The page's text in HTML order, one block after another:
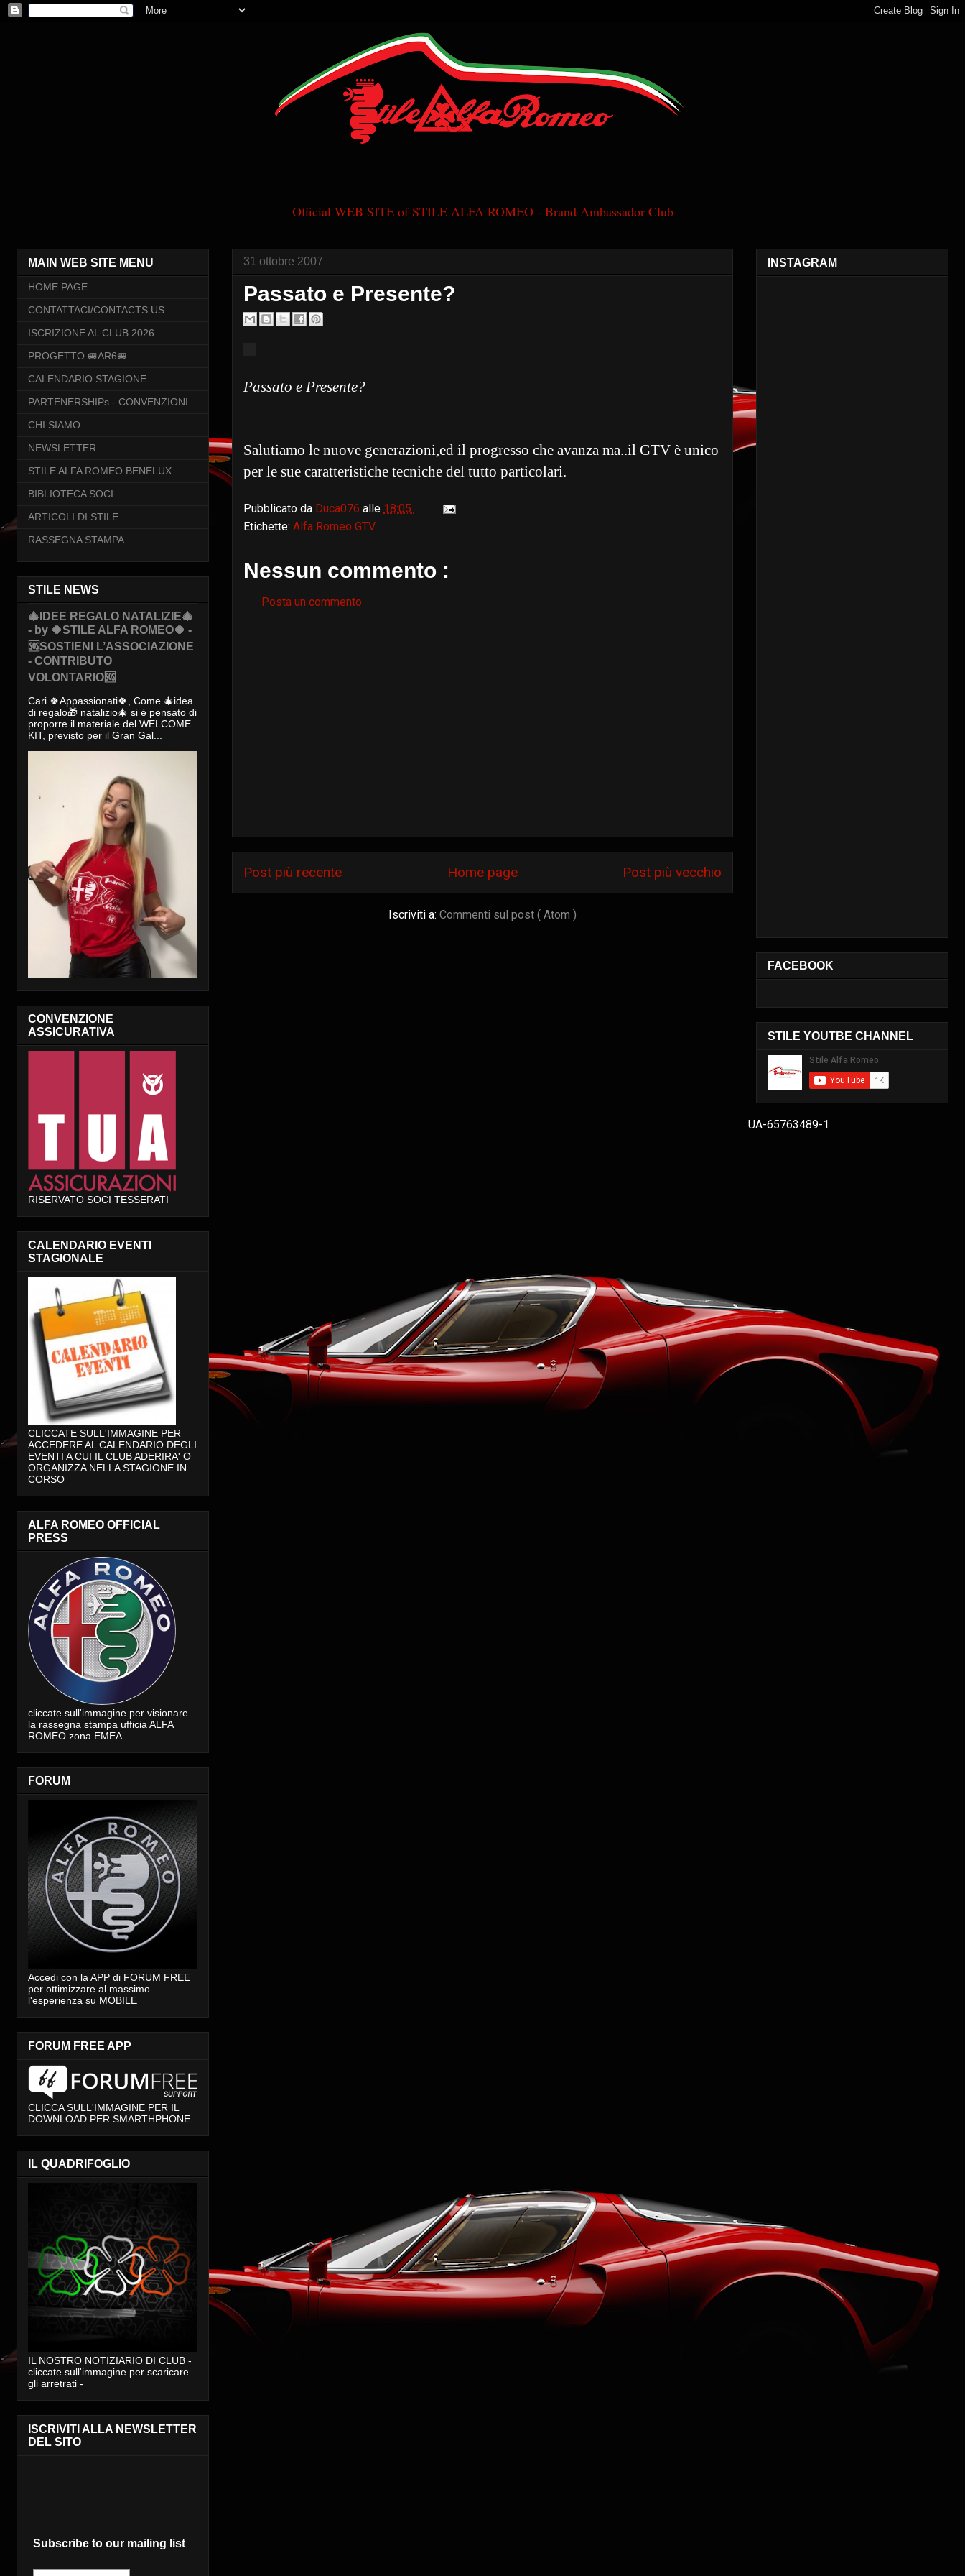
Official WEB SITE of STILE ALFA ROMEO - Brand Ambassador Club
31 ottobre 2007
Passato e Presente?
Passato e Presente?
Salutiamo le nuove generazioni,ed il progresso che avanza ma..il GTV è unico
per le sue caratteristiche tecniche del tutto particolari.
Pubblicato da Duca076 alle 18:05
Etichette: Alfa Romeo GTV
Nessun commento :
Posta un commento
Post più recente Post più vecchio
Home page
Iscriviti a: Commenti sul post ( Atom )
MAIN WEB SITE MENU
HOME PAGE
CONTATTACI/CONTACTS US
ISCRIZIONE AL CLUB 2026
PROGETTO 🚐AR6🚐
CALENDARIO STAGIONE
PARTENERSHIPs - CONVENZIONI
CHI SIAMO
NEWSLETTER
STILE ALFA ROMEO BENELUX
BIBLIOTECA SOCI
ARTICOLI DI STILE
RASSEGNA STAMPA
STILE NEWS
🎄IDEE REGALO NATALIZIE🎄
- by 🍀STILE ALFA ROMEO🍀 -
🆘SOSTIENI L’ASSOCIAZIONE
- CONTRIBUTO
VOLONTARIO🆘
Cari 🍀Appassionati🍀, Come 🎄idea
di regalo🎁 natalizio🎄 si è pensato di
proporre il materiale del WELCOME
KIT, previsto per il Gran Gal...
CONVENZIONE
ASSICURATIVA
RISERVATO SOCI TESSERATI
CALENDARIO EVENTI
STAGIONALE
CLICCATE SULL'IMMAGINE PER
ACCEDERE AL CALENDARIO DEGLI
EVENTI A CUI IL CLUB ADERIRA' O
ORGANIZZA NELLA STAGIONE IN
CORSO
ALFA ROMEO OFFICIAL
PRESS
cliccate sull'immagine per visionare
la rassegna stampa ufficia ALFA
ROMEO zona EMEA
FORUM
Accedi con la APP di FORUM FREE
per ottimizzare al massimo
l'esperienza su MOBILE
FORUM FREE APP
CLICCA SULL'IMMAGINE PER IL
DOWNLOAD PER SMARTHPHONE
IL QUADRIFOGLIO
IL NOSTRO NOTIZIARIO DI CLUB -
cliccate sull'immagine per scaricare
gli arretrati -
ISCRIVITI ALLA NEWSLETTER
DEL SITO
Subscribe to our mailing list
INSTAGRAM
FACEBOOK
STILE YOUTBE CHANNEL
UA-65763489-1